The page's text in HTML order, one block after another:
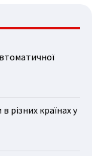
різних країнах у